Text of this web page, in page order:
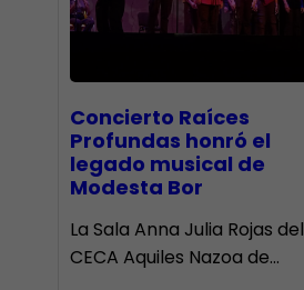
​Concierto Raíces
Profundas honró el
legado musical de
Modesta Bor
La Sala Anna Julia Rojas del
CECA Aquiles Nazoa de…